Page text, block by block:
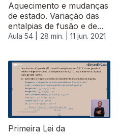
Aquecimento e mudanças
de estado. Variação das
entalpias de fusão e de...
Aula 54 | 28 min. | 11 jun. 2021
Primeira Lei da